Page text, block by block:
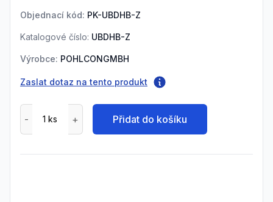
Objednací kód: PK-UBDHB-Z
Katalogové číslo: UBDHB-Z
Výrobce: POHLCONGMBH
Zaslat dotaz na tento produkt
Přidat do košíku